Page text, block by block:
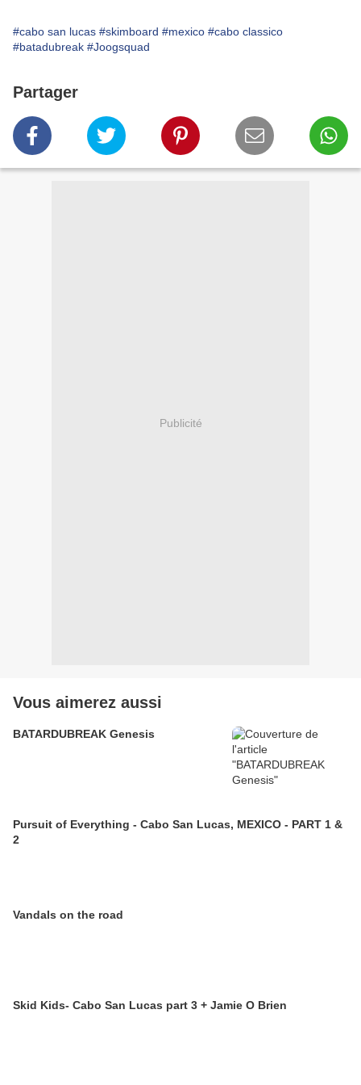
#cabo san lucas #skimboard #mexico #cabo classico
#batadubreak #Joogsquad
Partager
Publicité
Vous aimerez aussi
BATARDUBREAK Genesis
Pursuit of Everything - Cabo San Lucas, MEXICO - PART 1 &
2
Vandals on the road
Skid Kids- Cabo San Lucas part 3 + Jamie O Brien